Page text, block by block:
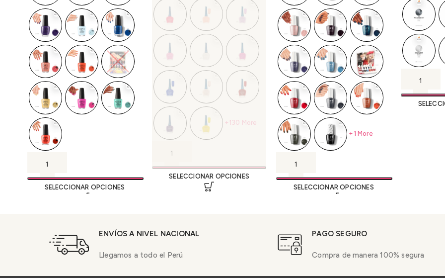
SELECCIONAR OPCIONES
+130 More
SELECCIONAR OPCIONES
+1 More
SELECCIONAR OPCIONES
ENVÍOS A NIVEL NACIONAL
Llegamos a todo el Perú
PAGO SEGURO
Compra de manera 100% segura